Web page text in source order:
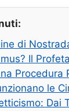
di
Il
Procedura
le
Dai